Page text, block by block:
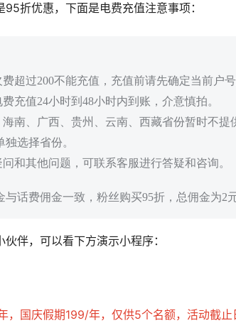
95折优惠，下面是电费充值注意事项：
费超过200不能充值，充值前请先确定当前户号
费充值24小时到48小时内到账，介意慎拍。
海南、广西、贵州、云南、西藏省份暂时不
独选择省份。
和其他问题，可联系客服进行答疑和咨询。
与话费佣金一致，粉丝购买95折，总佣金为2
伙伴，可以看下方演示小程序：
，国庆假期199/年，仅供5个名额，活动截止